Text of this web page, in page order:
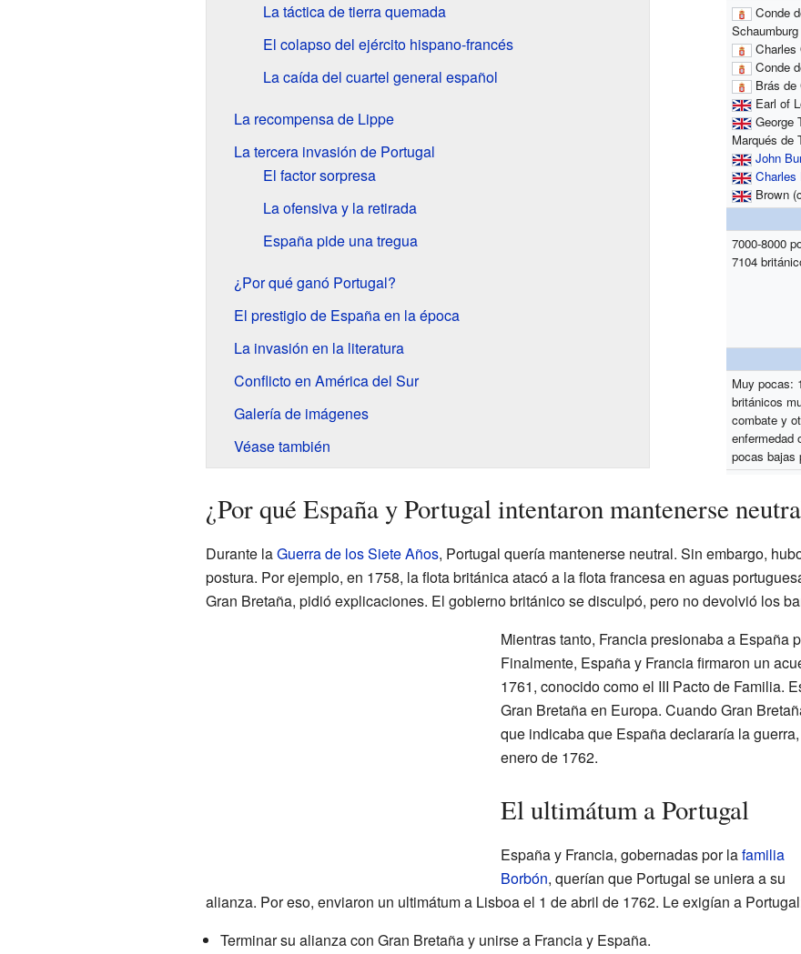
Conde
Charles
Conde
Brás de
Earl of
George
Marqués de
John
Charles
Brown
7000-8000
7104
Muy pocas:
británicos
combate y
enfermedad
pocas bajas
La táctica de tierra quemada
El colapso del ejército hispano-francés
La caída del cuartel general español
La recompensa de Lippe
La tercera invasión de Portugal
El factor sorpresa
La ofensiva y la retirada
España pide una tregua
¿Por qué ganó Portugal?
El prestigio de España en la época
La invasión en la literatura
Conflicto en América del Sur
Galería de imágenes
Véase también
¿Por qué España y Portugal intentaron mantenerse
Durante laGuerra de los Siete Años, Portugal quería mantenerse neutral. Sin embargo,
postura. Por ejemplo, en 1758, la flota británica atacó a la flota francesa en aguas
Gran Bretaña, pidió explicaciones. El gobierno británico se disculpó, pero no devolvió los
Mientras tanto, Francia presionaba a España
Finalmente, España y Francia firmaron un
1761, conocido como el III Pacto de Familia.
Gran Bretaña en Europa. Cuando Gran
que indicaba que España declararía la
enero de 1762.
El ultimátum a Portugal
España y Francia, gobernadas por lafamilia
Borbón, querían que Portugal se uniera a su
alianza. Por eso, enviaron un ultimátum a Lisboa el 1 de abril de 1762. Le exigían a
Terminar su alianza con Gran Bretaña y unirse a Francia y España.